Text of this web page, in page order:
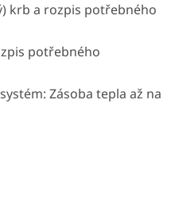
krb a rozpis potřebného
potřebného
Zásoba tepla až na